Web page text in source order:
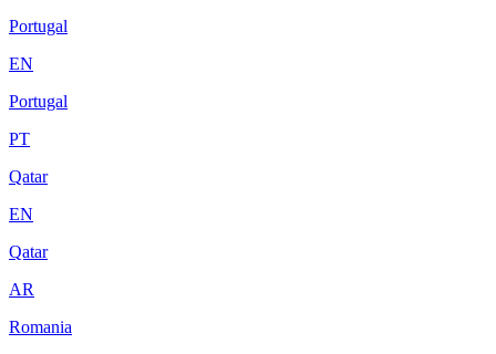
Portugal
EN
Portugal
PT
Qatar
EN
Qatar
AR
Romania